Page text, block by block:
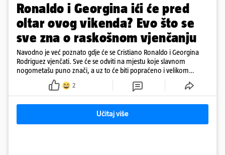
Ronaldo i Georgina ići će pred
oltar ovog vikenda? Evo što se
sve zna o raskošnom vjenčanju
Navodno je već poznato gdje će se Cristiano Ronaldo i Georgina
Rodriguez vjenčati. Sve će se odviti na mjestu koje slavnom
nogometašu puno znači, a uz to će biti popraćeno i velikom
dozom luksuza
2
Učitaj više